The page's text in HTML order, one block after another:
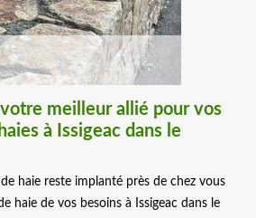
votre meilleur allié pour vos
à Issigeac dans le
haie reste implanté près de chez vous
haie de vos besoins à Issigeac dans le